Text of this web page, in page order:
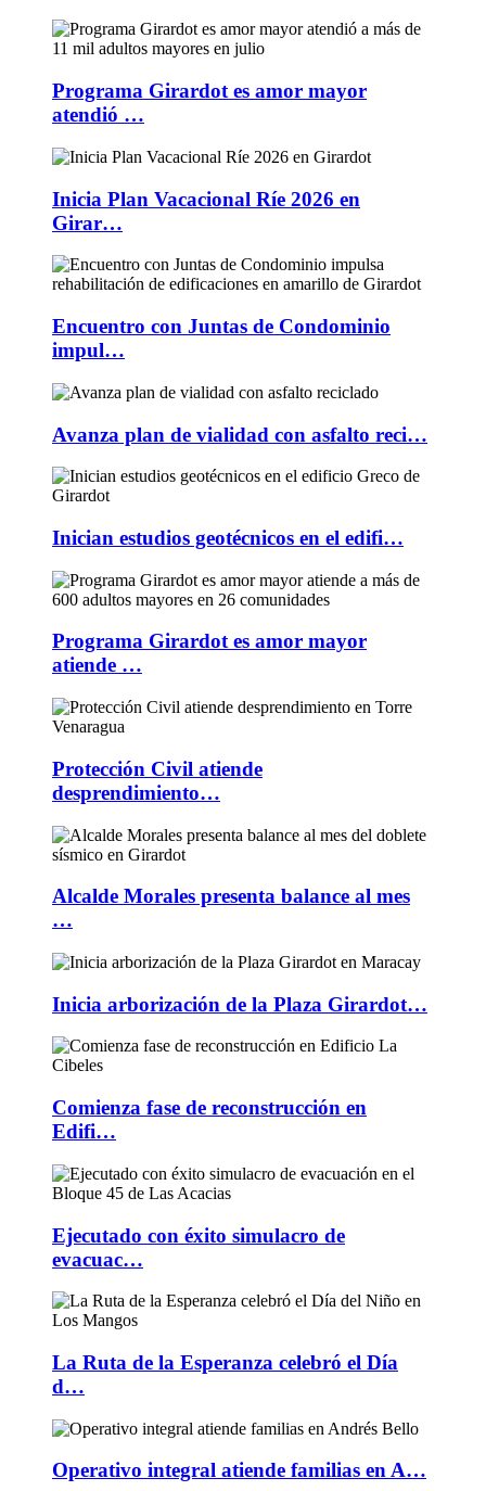
Programa Girardot es amor mayor
atendió …
Inicia Plan Vacacional Ríe 2026 en
Girar…
Encuentro con Juntas de Condominio
impul…
Avanza plan de vialidad con asfalto reci…
Inician estudios geotécnicos en el edifi…
Programa Girardot es amor mayor
atiende …
Protección Civil atiende
desprendimiento…
Alcalde Morales presenta balance al mes
…
Inicia arborización de la Plaza Girardot…
Comienza fase de reconstrucción en
Edifi…
Ejecutado con éxito simulacro de
evacuac…
La Ruta de la Esperanza celebró el Día
d…
Operativo integral atiende familias en A…